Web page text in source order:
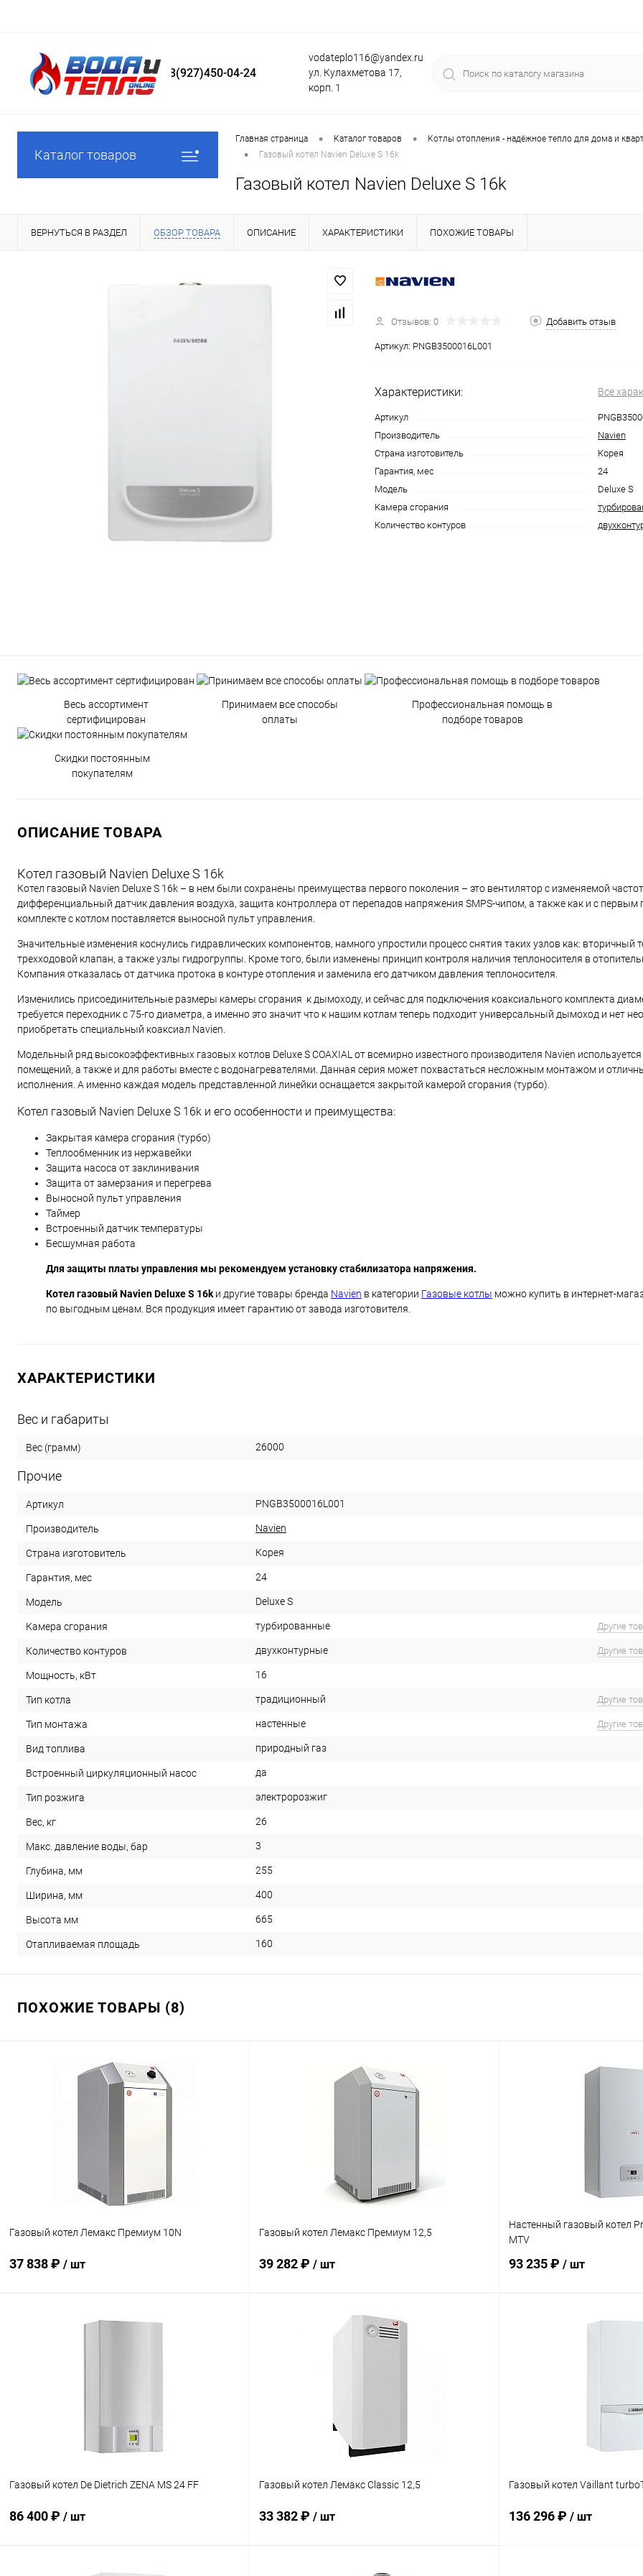
8(927)450-04-24
vodateplo116@yandex.ru
ул. Кулахметова 17,
корп. 1
Каталог товаров
Главная страница • Каталог товаров • Котлы отопления - надёжное тепло для дома и
• Газовый котел Navien Deluxe S 16k
Газовый котел Navien Deluxe S 16k
ВЕРНУТЬСЯ В РАЗДЕЛ ОБЗОР ТОВАРА ОПИСАНИЕ ХАРАКТЕРИСТИКИ ПОХОЖИЕ ТОВАРЫ
Отзывов: 0 Добавить отзыв
Артикул: PNGB3500016L001
Характеристики: Все
Артикул
Производитель
Navien
Страна изготовитель
Корея
Гарантия, мес
24
Модель
Deluxe S
Камера сгорания
Количество контуров
Весь ассортимент
сертифицирован
Принимаем все способы
оплаты
Профессиональная помощь в
подборе товаров
Скидки постоянным
покупателям
ОПИСАНИЕ ТОВАРА
Котел газовый Navien Deluxe S 16k
Котел газовый Navien Deluxe S 16k – в нем были сохранены преимущества первого поколения – это вентилятор с изменяемой
дифференциальный датчик давления воздуха, защита контроллера от перепадов напряжения SMPS-чипом, а также как и с первым
комплекте с котлом поставляется выносной пульт управления.
Значительные изменения коснулись гидравлических компонентов, намного упростили процесс снятия таких узлов как: вторичный
трехходовой клапан, а также узлы гидрогруппы. Кроме того, были изменены принцип контроля наличия теплоносителя в
Компания отказалась от датчика протока в контуре отопления и заменила его датчиком давления теплоносителя.
Изменились присоединительные размеры камеры сгорания к дымоходу, и сейчас для подключения коаксиального комплекта
требуется переходник с 75-го диаметра, а именно это значит что к нашим котлам теперь подходит универсальный дымоход и нет
приобретать специальный коаксиал Navien.
Модельный ряд высокоэффективных газовых котлов Deluxe S COAXIAL от всемирно известного производителя Navien
помещений, а также и для работы вместе с водонагревателями. Данная серия может похвастаться несложным монтажом и
исполнения. А именно каждая модель представленной линейки оснащается закрытой камерой сгорания (турбо).
Котел газовый Navien Deluxe S 16k и его особенности и преимущества:
Закрытая камера сгорания (турбо)
Теплообменник из нержавейки
Защита насоса от заклинивания
Защита от замерзания и перегрева
Выносной пульт управления
Таймер
Встроенный датчик температуры
Бесшумная работа
Для защиты платы управления мы рекомендуем установку стабилизатора напряжения.
Котел газовый Navien Deluxe S 16k и другие товары бренда Navien в категории Газовые котлы можно купить в интернет-
по выгодным ценам. Вся продукция имеет гарантию от завода изготовителя.
ХАРАКТЕРИСТИКИ
Вес и габариты
Вес (грамм) 26000
Прочие
Артикул PNGB3500016L001
Производитель Navien
Страна изготовитель Корея
Гарантия, мес 24
Модель Deluxe S
Камера сгорания турбированные Другие
Количество контуров двухконтурные Другие
Мощность, кВт 16
Тип котла традиционный Другие
Тип монтажа настенные Другие
Вид топлива природный газ
Встроенный циркуляционный насос да
Тип розжига электророзжиг
Вес, кг 26
Макс. давление воды, бар 3
Глубина, мм 255
Ширина, мм 400
Высота мм 665
Отапливаемая площадь 160
ПОХОЖИЕ ТОВАРЫ (8)
Газовый котел Лемакс Премиум 10N
37 838 ₽ / шт
В корзину
Газовый котел Лемакс Премиум 12,5
39 282 ₽ / шт
В корзину
Настенный газовый котел
MTV
93 235 ₽ / шт
В
Газовый котел De Dietrich ZENA MS 24 FF
86 400 ₽ / шт
Газовый котел Лемакс Classic 12,5
33 382 ₽ / шт
Газовый котел Vaillant
136 296 ₽ / шт